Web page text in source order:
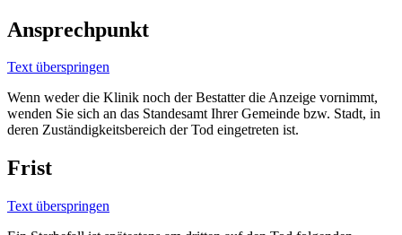
Ansprechpunkt
Text überspringen
Wenn weder die Klinik noch der Bestatter die Anzeige vornimmt,
wenden Sie sich an das Standesamt Ihrer Gemeinde bzw. Stadt, in
deren Zuständigkeitsbereich der Tod eingetreten ist.
Frist
Text überspringen